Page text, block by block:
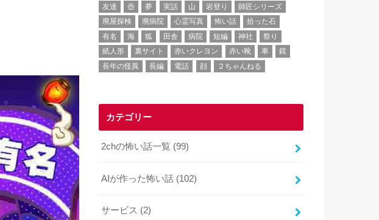
友達
壺 夢 実話 山 岩登り
師匠シリーズ
廃屋探検
廃病院 心霊写真 怖い話
拾った石
有名
海 狐 田舎 病院 短編 神社
祭り
紙人形
裏サイト 赤いクレヨン 赤い靴 車
鏡
長年の怪異
長編 電話 顔 ２ちゃんねる
カテゴリー
2chの怖い話一覧 (99)
AIが作った怖い話 (102)
サービス (2)